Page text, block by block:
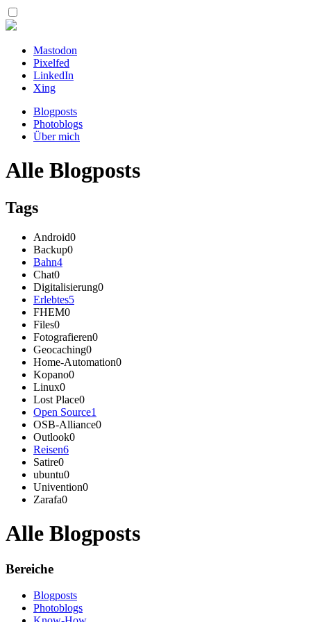
Mastodon
Pixelfed
LinkedIn
Xing
Blogposts
Photoblogs
Über mich
Alle Blogposts
Tags
Android0
Backup0
Bahn4
Chat0
Digitalisierung0
Erlebtes5
FHEM0
Files0
Fotografieren0
Geocaching0
Home-Automation0
Kopano0
Linux0
Lost Place0
Open Source1
OSB-Alliance0
Outlook0
Reisen6
Satire0
ubuntu0
Univention0
Zarafa0
Alle Blogposts
Bereiche
Blogposts
Photoblogs